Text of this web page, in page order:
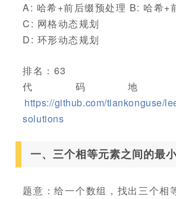
A: 哈希+前后缀预处理 B: 哈希+
C: 网格动态规划
D: 环形动态规划
排名：63
代码地
https://github.com/tiankonguse/
solutions
一、三个相等元素之间的最
题意：给一个数组，找出三个相